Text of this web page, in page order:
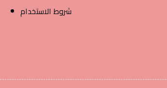
شروط الاستخدام